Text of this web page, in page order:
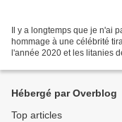
Il y a longtemps que je n'ai
hommage à une célébrité
l'année 2020 et les litanies
Hébergé par Overblog
Top articles